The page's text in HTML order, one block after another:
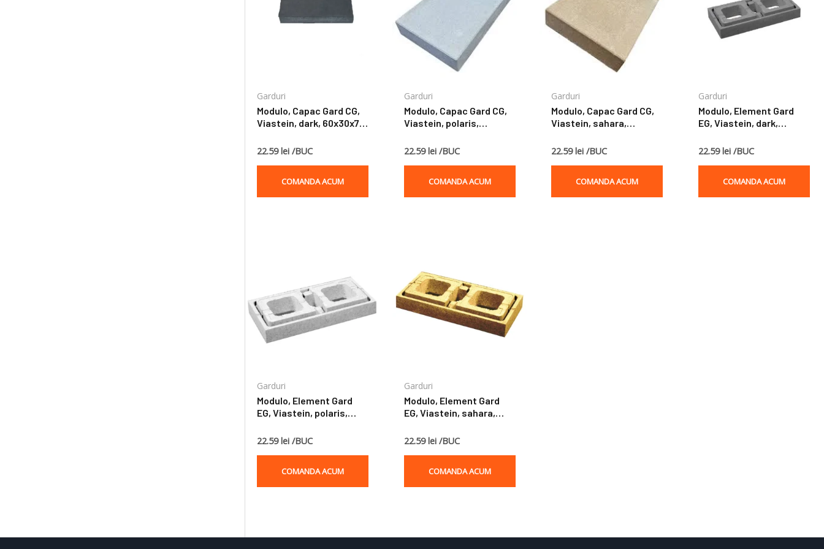
Garduri
Modulo, Capac Gard CG,
Viastein, dark, 60x30x7,5
22.59 lei /BUC
COMANDA ACUM
Garduri
Modulo, Capac Gard CG,
Viastein, polaris,
22.59 lei /BUC
COMANDA ACUM
Garduri
Modulo, Capac Gard CG,
Viastein, sahara,
22.59 lei /BUC
COMANDA ACUM
Garduri
Modulo, Element Gard
EG, Viastein, dark,
22.59 lei /BUC
COMANDA ACUM
Garduri
Modulo, Element Gard
EG, Viastein, polaris,
22.59 lei /BUC
COMANDA ACUM
Garduri
Modulo, Element Gard
EG, Viastein, sahara,
22.59 lei /BUC
COMANDA ACUM